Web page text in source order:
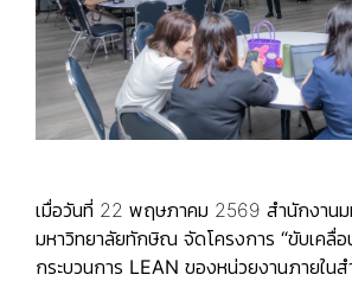
เมื่อวันที่ 22 พฤษภาคม 2569 สำนักงานม
มหาวิทยาลัยทักษิณ จัดโครงการ “ขับเคลื่
กระบวนการ LEAN ของหน่วยงานภายใน